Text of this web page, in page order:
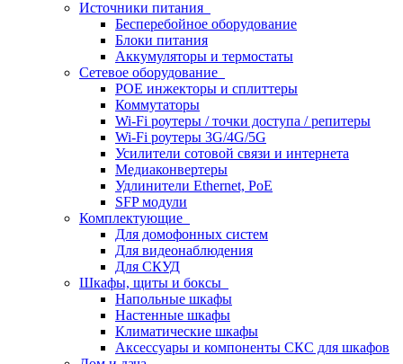
Источники питания
Бесперебойное оборудование
Блоки питания
Аккумуляторы и термостаты
Сетевое оборудование
POE инжекторы и сплиттеры
Коммутаторы
Wi-Fi роутеры / точки доступа / репитеры
Wi-Fi роутеры 3G/4G/5G
Усилители сотовой связи и интернета
Медиаконвертеры
Удлинители Ethernet, PoE
SFP модули
Комплектующие
Для домофонных систем
Для видеонаблюдения
Для СКУД
Шкафы, щиты и боксы
Напольные шкафы
Настенные шкафы
Климатические шкафы
Аксессуары и компоненты СКС для шкафов